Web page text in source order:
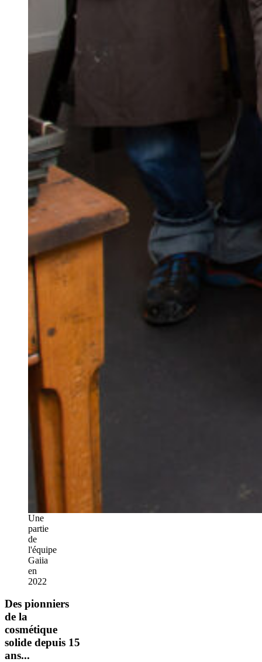
Une
partie
de
l'équipe
Gaiia
en
2022
Des pionniers
de la
cosmétique
solide depuis 15
ans...